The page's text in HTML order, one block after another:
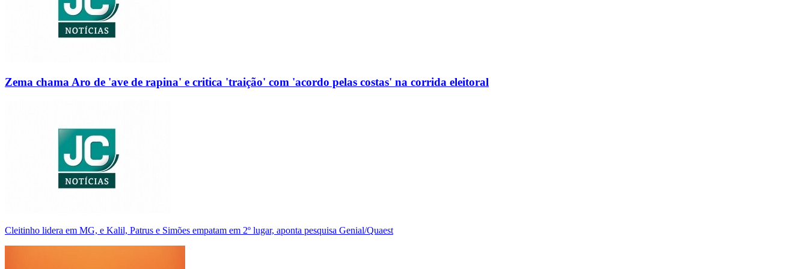
Zema chama Aro de 'ave de rapina' e critica 'traição' com 'acordo pelas costas' na corrida eleitoral
Cleitinho lidera em MG, e Kalil, Patrus e Simões empatam em 2º lugar, aponta pesquisa Genial/Quaest